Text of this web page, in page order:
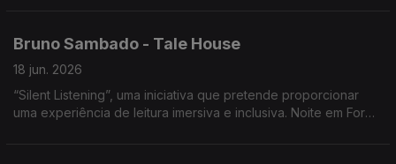
Bruno Sambado - Tale House
18 jun. 2026
“Silent Listening”, uma iniciativa que pretende proporcionar
uma experiência de leitura imersiva e inclusiva. Noite em Forma